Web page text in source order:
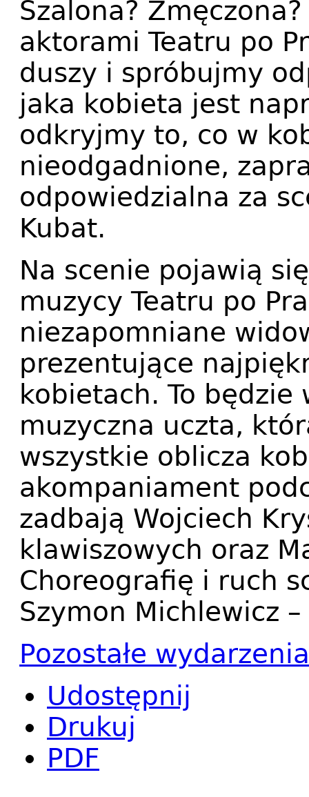
Szalona?
aktorami Teatru po
duszy i spróbujmy
jaka kobieta jest
odkryjmy to, co w
nieodgadnione,
odpowiedzialna za
Kubat.
Na scenie pojawią
muzycy Teatru po
niezapomniane
prezentujące
kobietach. To będzie
muzyczna uczta,
wszystkie oblicza
akompaniament
zadbają Wojciech
klawiszowych oraz
Choreografię i ruch
Szymon Michlewicz –
Pozostałe wydarzenia
Udostępnij
Drukuj
PDF